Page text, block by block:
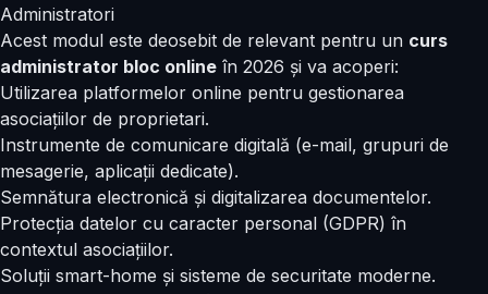
Administratori
Acest modul este deosebit de relevant pentru un curs
administrator bloc online în 2026 și va acoperi:
Utilizarea platformelor online pentru gestionarea
asociațiilor de proprietari.
Instrumente de comunicare digitală (e-mail, grupuri de
mesagerie, aplicații dedicate).
Semnătura electronică și digitalizarea documentelor.
Protecția datelor cu caracter personal (GDPR) în
contextul asociațiilor.
Soluții smart-home și sisteme de securitate moderne.